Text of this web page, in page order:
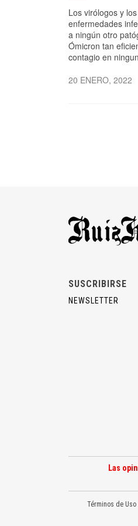
Los virólogos y
enfermedades
a ningún otro
Ómicron tan
contagio en
20 ENERO, 2022
SUSCRIBIRSE
NEWSLETTER
Las
Términos de Uso